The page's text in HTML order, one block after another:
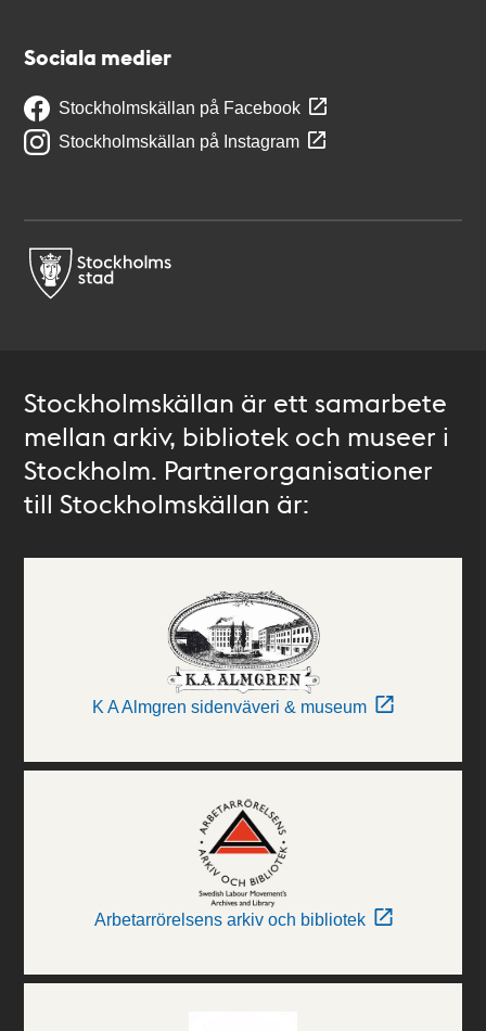
Sociala medier
Stockholmskällan på Facebook
Stockholmskällan på Instagram
Stockholmskällan är ett samarbete
mellan arkiv, bibliotek och museer i
Stockholm. Partnerorganisationer
till Stockholmskällan är:
K A Almgren sidenväveri & museum
Arbetarrörelsens arkiv och bibliotek